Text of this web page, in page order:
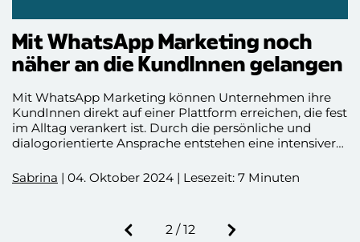
Mit WhatsApp Marketing noch
näher an die KundInnen gelangen
Mit WhatsApp Marketing können Unternehmen ihre
KundInnen direkt auf einer Plattform erreichen, die fest
im Alltag verankert ist. Durch die persönliche und
dialogorientierte Ansprache entstehen eine intensivere
Kundenbedürfnisse. Mit der richtigen Strategie und
kontinuierlicher Optimierung lässt sich der Kanal
Sabrina | 04. Oktober 2024 | Lesezeit: 7 Minuten
Eine Seite zurück
2 / 12
Eine Seite weiter